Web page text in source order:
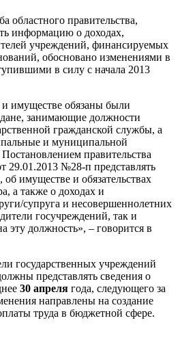
областного правительства,
информацию о доходах,
учреждений, финансируемых
обосновано изменениями в
в силу с начала 2013
и имуществе обязаны были
занимающие должности
гражданской службы, а
и муниципальной
правительства
29.01.2013 №28-п представлять
об имуществе и обязательствах
а также о доходах и
супруга и несовершеннолетних
госучреждений, так и
эту должность», – говорится в
государственных учреждений
представлять сведения о
30 апреля года, следующего за
направлены на создание
труда в бюджетной сфере.